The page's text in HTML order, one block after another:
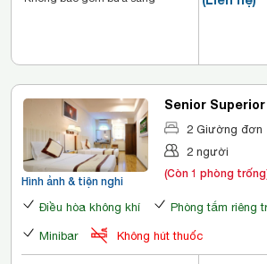
Hình ảnh & tiện nghi
Senior
2 Giường đơn
2 người
(Còn 1 phòng
Điều hòa không khí Phòng tắm riêng
Minibar Không hút thuốc